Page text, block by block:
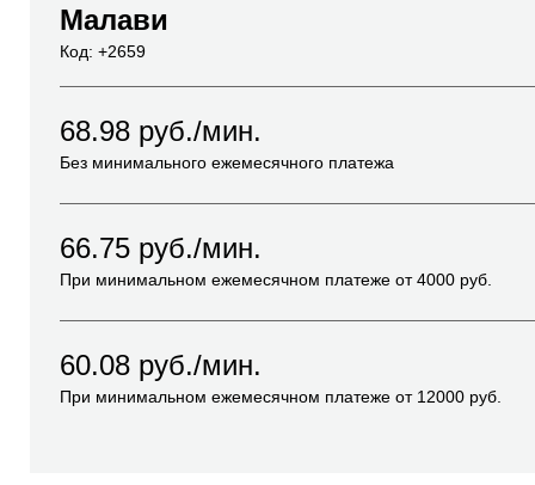
Малави
Код: +2659
68.98 руб./мин.
Без минимального ежемесячного платежа
66.75 руб./мин.
При минимальном ежемесячном платеже от4000 руб.
60.08 руб./мин.
При минимальном ежемесячном платеже от 12000 руб.